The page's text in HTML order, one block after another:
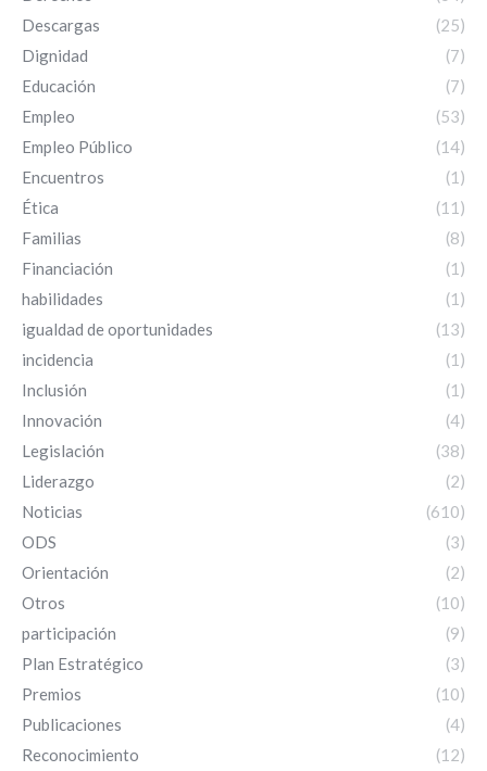
Descargas
(25)
Dignidad
(7)
Educación
(7)
Empleo
(53)
Empleo Público
(14)
Encuentros
(1)
Ética
(11)
Familias
(8)
Financiación
(1)
habilidades
(1)
igualdad de oportunidades
(13)
incidencia
(1)
Inclusión
(1)
Innovación
(4)
Legislación
(38)
Liderazgo
(2)
Noticias
(610)
ODS
(3)
Orientación
(2)
Otros
(10)
participación
(9)
Plan Estratégico
(3)
Premios
(10)
Publicaciones
(4)
Reconocimiento
(12)